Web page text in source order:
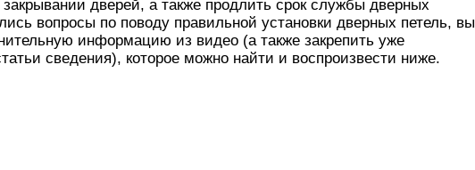
дверей, а также продлить срок службы дверных
вопросы по поводу правильной установки дверных петель, вы
информацию из видео (а также закрепить уже
сведения), которое можно найти и воспроизвести ниже.